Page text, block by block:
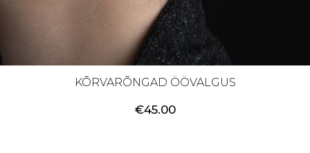
KÕRVARÕNGAD ÖÖVALGUS
€45.00